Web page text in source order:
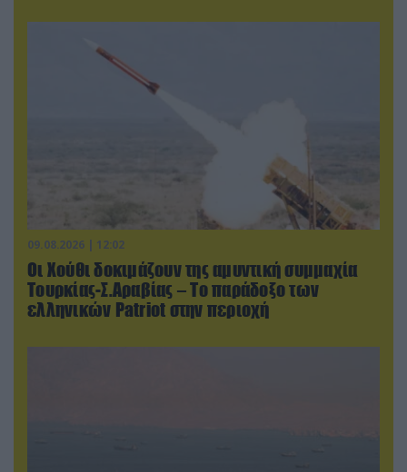
09.08.2026 | 12:02
Οι Χούθι δοκιμάζουν της αμυντική συμμαχία
Τουρκίας-Σ.Αραβίας – Το παράδοξο των
ελληνικών Patriot στην περιοχή